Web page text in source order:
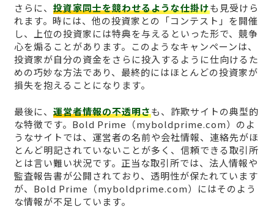
さらに、 投資家同士を競わせるような仕掛けも見受けら
れます。時には、他の投資家との「コンテスト」を開催
し、上位の投資家には特典を与えるといった形で、競争
心を煽ることがあります。このようなキャンペーンは、
投資家が自分の資金をさらに投入するように仕向けるた
めの巧妙な方法であり、最終的にはほとんどの投資家が
損失を抱えることになります。
最後に、 運営者情報の不透明さも、詐欺サイトの典型的
な特徴です。Bold Prime（myboldprime.com）のよ
うなサイトでは、運営者の名前や会社情報、連絡先がほ
とんど明記されていないことが多く、信頼できる取引所
とは言い難い状況です。正当な取引所では、法人情報や
監査報告書が公開されており、透明性が保たれています
が、Bold Prime（myboldprime.com）にはそのよう
な情報が不足しています。